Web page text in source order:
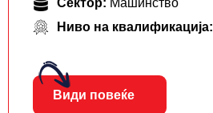
Сектор: Машинство
Ниво на квалификација:
Види повеќе